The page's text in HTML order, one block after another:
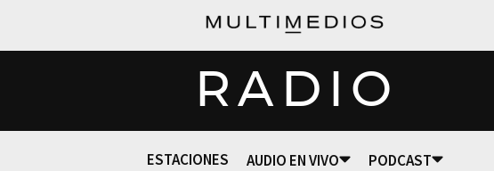
RADIO
ESTACIONES AUDIO EN VIVO PODCAST